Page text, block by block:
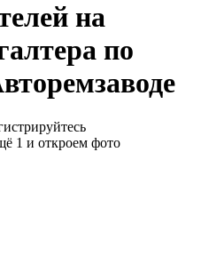
на
по
1 и откроем фото